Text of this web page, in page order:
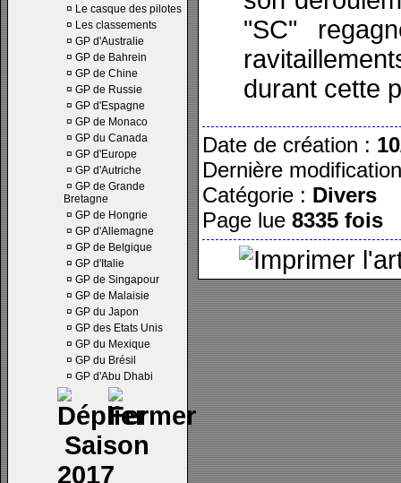
¤ Le casque des pilotes
¤ Les classements
¤ GP d'Australie
¤ GP de Bahrein
¤ GP de Chine
¤ GP de Russie
¤ GP d'Espagne
¤ GP de Monaco
¤ GP du Canada
¤ GP d'Europe
¤ GP d'Autriche
¤ GP de Grande
Bretagne
¤ GP de Hongrie
¤ GP d'Allemagne
¤ GP de Belgique
¤ GP d'Italie
¤ GP de Singapour
¤ GP de Malaisie
¤ GP du Japon
¤ GP des Etats Unis
¤ GP du Mexique
¤ GP du Brésil
¤ GP d'Abu Dhabi
Saison
2017
"SC"
durant cette
Date de création :
Dernière
Catégorie : Divers
Page lue 8335 fois